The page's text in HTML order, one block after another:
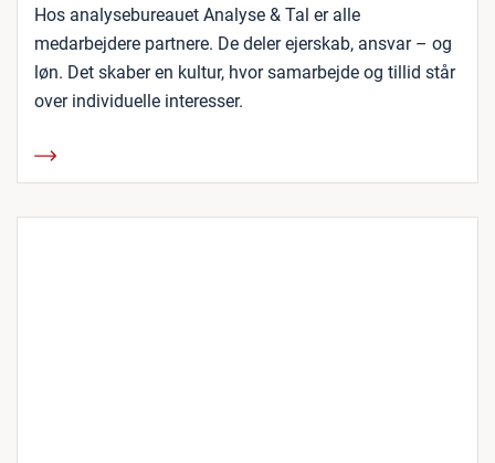
Hos analysebureauet Analyse & Tal er alle
medarbejdere partnere. De deler ejerskab, ansvar – og
løn. Det skaber en kultur, hvor samarbejde og tillid står
over individuelle interesser.